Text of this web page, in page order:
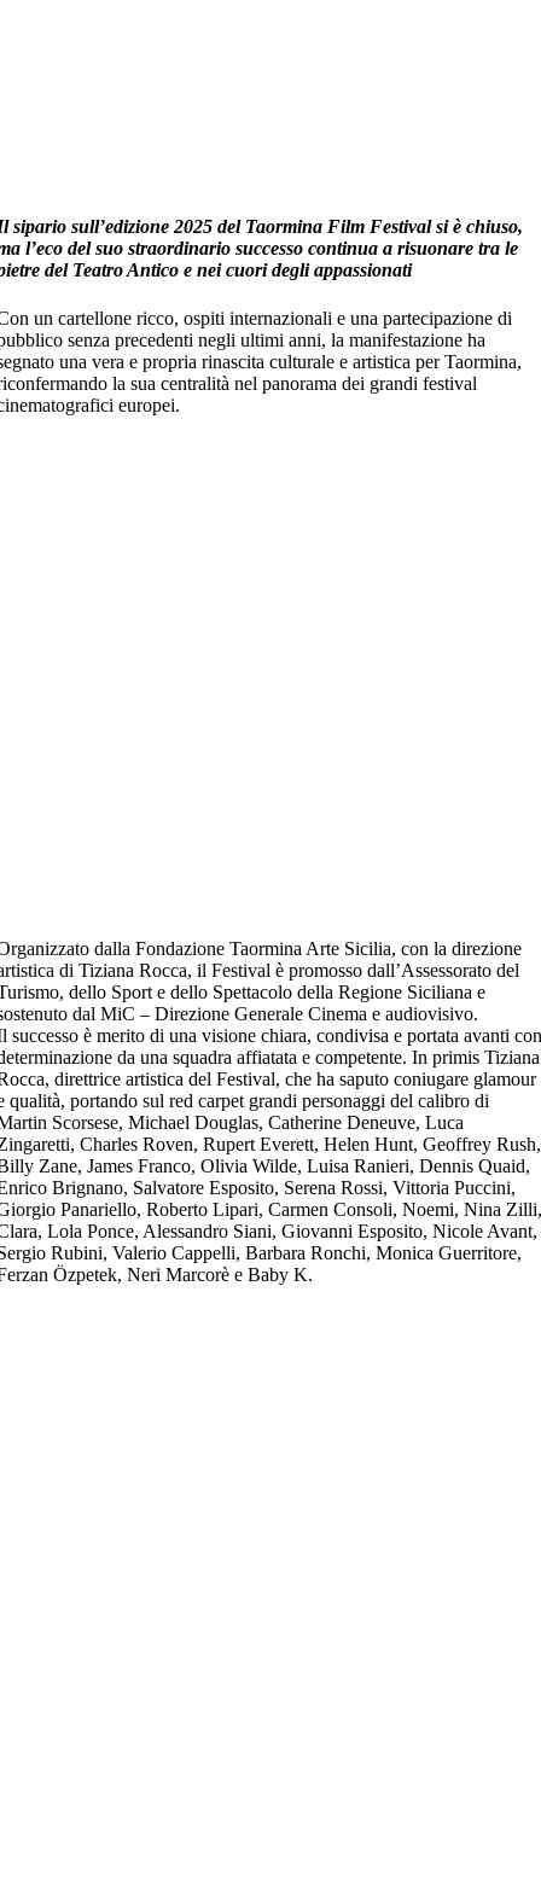
sipario sull’edizione 2025 del Taormina Film Festival si è chiuso,
l’eco del suo straordinario successo continua a risuonare tra le
del Teatro Antico e nei cuori degli appassionati
un cartellone ricco, ospiti internazionali e una partecipazione di
senza precedenti negli ultimi anni, la manifestazione ha
una vera e propria rinascita culturale e artistica per Taormina,
la sua centralità nel panorama dei grandi festival
europei.
dalla Fondazione Taormina Arte Sicilia, con la direzione
di Tiziana Rocca, il Festival è promosso dall’Assessorato del
dello Sport e dello Spettacolo della Regione Siciliana e
dal MiC – Direzione Generale Cinema e audiovisivo.
successo è merito di una visione chiara, condivisa e portata avanti
da una squadra affiatata e competente. In primis Tiziana
direttrice artistica del Festival, che ha saputo coniugare glamour
qualità, portando sul red carpet grandi personaggi del calibro di
Scorsese, Michael Douglas, Catherine Deneuve, Luca
Charles Roven, Rupert Everett, Helen Hunt, Geoffrey Rush,
Zane, James Franco, Olivia Wilde, Luisa Ranieri, Dennis Quaid,
Brignano, Salvatore Esposito, Serena Rossi, Vittoria Puccini,
Panariello, Roberto Lipari, Carmen Consoli, Noemi, Nina
Lola Ponce, Alessandro Siani, Giovanni Esposito, Nicole Avant,
Rubini, Valerio Cappelli, Barbara Ronchi, Monica Guerritore,
Özpetek, Neri Marcorè e Baby K.